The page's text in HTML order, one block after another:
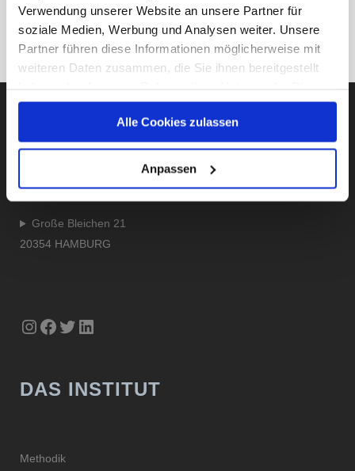
Verwendung unserer Website an unsere Partner für
soziale Medien, Werbung und Analysen weiter. Unsere
Partner führen diese Informationen möglicherweise mit
weiteren Daten zusammen, die Sie ihnen bereitgestellt
gesammelt haben.
Unsere Datenschutzerklärung finden siehier.
Alle Cookies zulassen
Anpassen
ZU FASHION & LIFESTYLE
ZUR ÜBERSICHT
AUBII GMBH
Große Bleichen 21
20354 HAMBURG
Instagram
Facebook
Twitter
LinkedIn
DAS INSTITUT
Methodik